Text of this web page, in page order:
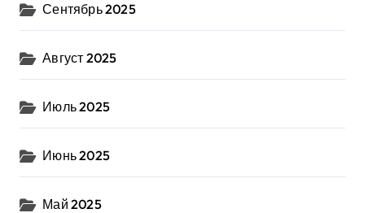
Сентябрь 2025
Август 2025
Июль 2025
Июнь 2025
Май 2025